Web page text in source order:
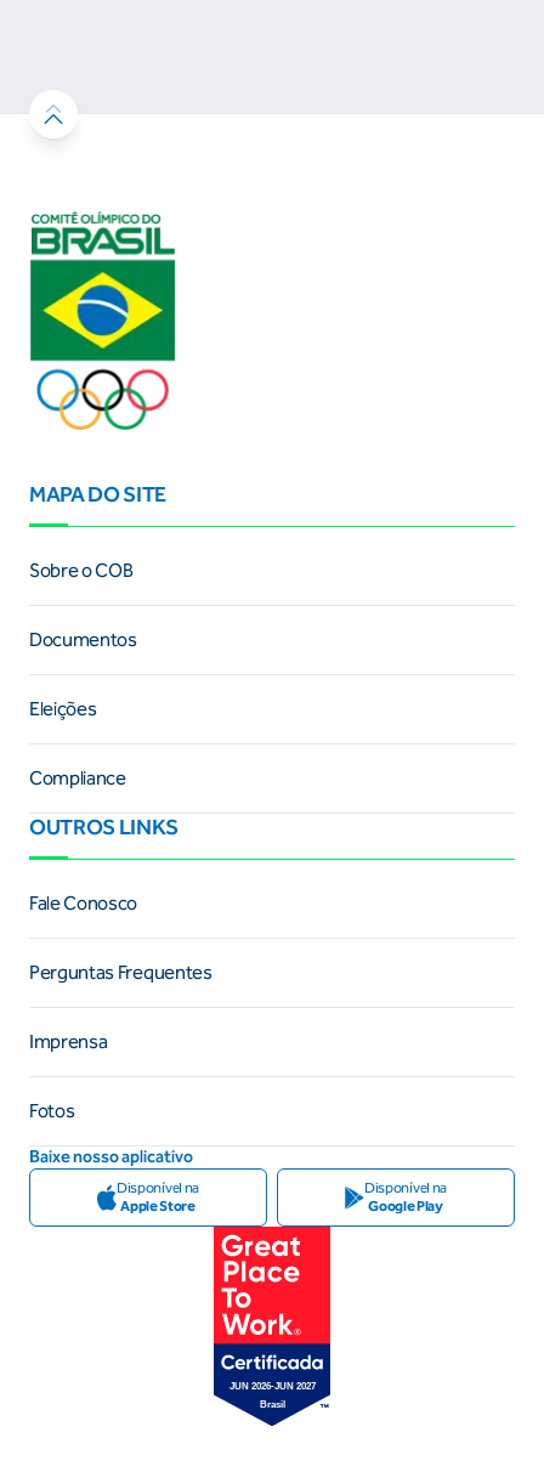
MAPA DO SITE
Sobre o COB
Documentos
Eleições
Compliance
OUTROS LINKS
Fale Conosco
Perguntas Frequentes
Imprensa
Fotos
Baixe nosso aplicativo
Disponível na
Apple Store
Disponível na
Google Play